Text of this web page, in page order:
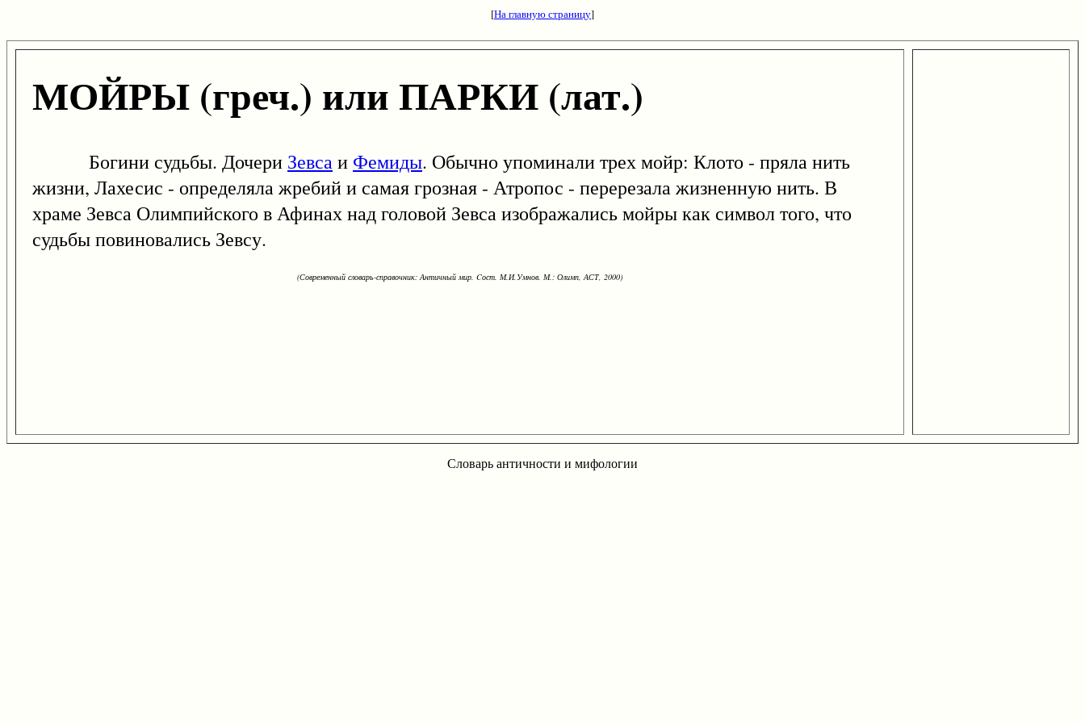
[На главную страницу]
МОЙРЫ (греч.) или ПАРКИ (лат.)
Богини судьбы. Дочери Зевсаи Фемиды. Обычно упоминали трех мойр: Клото - пряла нить
жизни, Лахесис - определяла жребий и самая грозная - Атропос - перерезала жизненную нить. В
храме Зевса Олимпийского в Афинах над головой Зевса изображались мойры как символ того, что
судьбы повиновались Зевсу.
(Современный словарь-справочник: Античный мир. Cост. М.И.Умнов. М.: Олимп, АСТ, 2000)
Словарь античности и мифологии